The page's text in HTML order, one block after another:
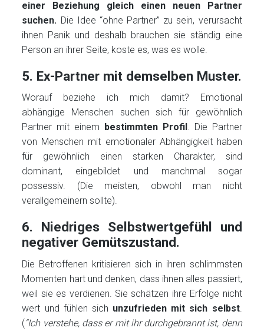
einer Beziehung gleich einen neuen Partner
suchen. Die Idee “ohne Partner” zu sein, verursacht
ihnen Panik und deshalb brauchen sie ständig eine
Person an ihrer Seite, koste es, was es wolle.
5. Ex-Partner mit demselben Muster.
Worauf beziehe ich mich damit? Emotional
abhängige Menschen suchen sich für gewöhnlich
Partner mit einem
bestimmten Profil . Die Partner
von Menschen mit emotionaler Abhängigkeit haben
für gewöhnlich einen starken Charakter, sind
dominant, eingebildet und manchmal sogar
possessiv. (Die meisten, obwohl man nicht
verallgemeinern sollte).
6. Niedriges Selbstwertgefühl und
negativer Gemütszustand.
Die Betroffenen kritisieren sich in ihren schlimmsten
Momenten hart und denken, dass ihnen alles passiert,
weil sie es verdienen. Sie schätzen ihre Erfolge nicht
wert und fühlen sich unzufrieden mit sich selbst.
(“Ich verstehe, dass er mit ihr durchgebrannt ist, denn